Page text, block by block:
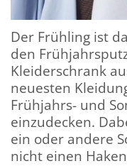
Der Frühling ist
den
Kleiderschrank
neuesten
Frühjahrs- und
einzudecken.
ein oder andere
nicht einen